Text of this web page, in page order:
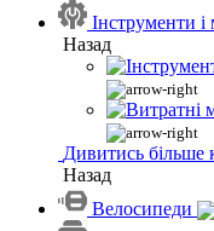
Інструменти і
Назад
Дивитись більше
Назад
Велосипеди